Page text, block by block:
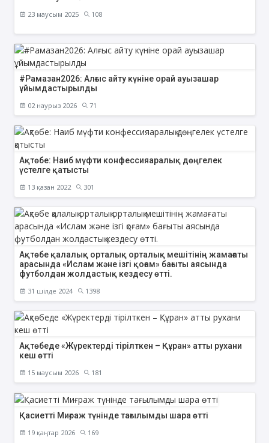
23 маусым 2025 108
#Рамазан2026: Алғыс айту күніне орай ауызашар
ұйымдастырылды
02 наурыз 2026 71
Ақтөбе: Наиб мүфти конфессияаралық дөңгелек
үстелге қатысты
13 қазан 2022 301
Ақтөбе қалалық орталық орталық мешітінің жамағаты
арасында «Ислам және ізгі қоғам» бағыты аясында
футболдан жолдастық кездесу өтті.
31 шілде 2024 1398
Ақтөбеде «Жүректерді тірілткен – Құран» атты рухани
кеш өтті
15 маусым 2026 181
Қасиетті Миғраж түнінде тағылымды шара өтті
19 қаңтар 2026 169